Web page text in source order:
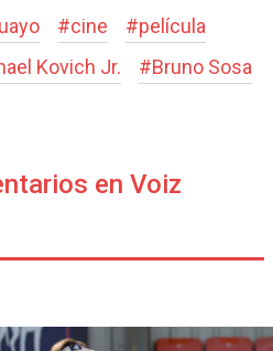
#cine #película
Kovich Jr. #Bruno Sosa
en Voiz